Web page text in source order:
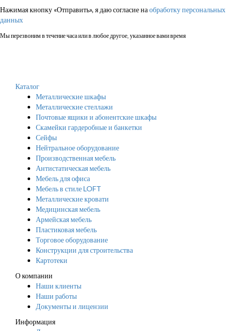
Нажимая кнопку «Отправить», я даю согласие наобработку персональных
данных
Мы перезвоним в течение часа или в любое другое, указанное вами время
Каталог
Металлические шкафы
Металлические стеллажи
Почтовые ящики и абонентские шкафы
Скамейки гардеробные и банкетки
Сейфы
Нейтральное оборудование
Производственная мебель
Антистатическая мебель
Мебель для офиса
Мебель в стиле LOFT
Металлические кровати
Медицинская мебель
Армейская мебель
Пластиковая мебель
Торговое оборудование
Конструкции для строительства
Картотеки
О компании
Наши клиенты
Наши работы
Документы и лицензии
Информация